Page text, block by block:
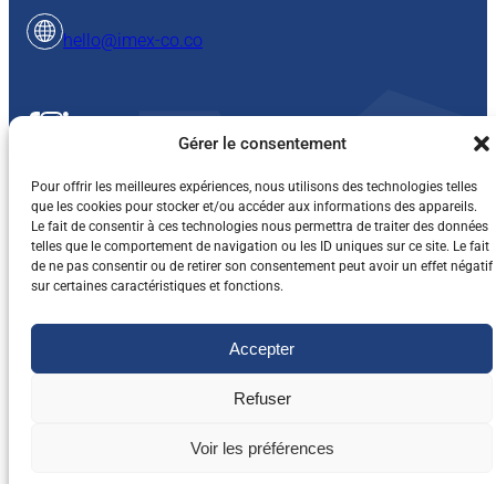
Gérer le consentement
Pour offrir les meilleures expériences, nous utilisons des technologies telles
que les cookies pour stocker et/ou accéder aux informations des appareils.
Le fait de consentir à ces technologies nous permettra de traiter des données
telles que le comportement de navigation ou les ID uniques sur ce site. Le fait
de ne pas consentir ou de retirer son consentement peut avoir un effet négatif
sur certaines caractéristiques et fonctions.
Accepter
Refuser
Voir les préférences
hello@imex-co.co
Mentions légales et vie privéeCookies
Conditions Générales de Vente